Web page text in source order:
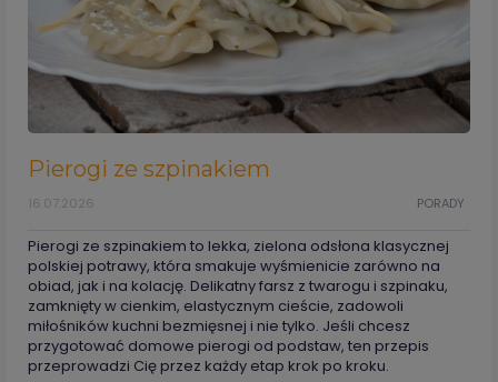
Pierogi ze szpinakiem
PORADY
16.07.2026
Pierogi ze szpinakiem to lekka, zielona odsłona klasycznej
polskiej potrawy, która smakuje wyśmienicie zarówno na
obiad, jak i na kolację. Delikatny farsz z twarogu i szpinaku,
zamknięty w cienkim, elastycznym cieście, zadowoli
miłośników kuchni bezmięsnej i nie tylko. Jeśli chcesz
przygotować domowe pierogi od podstaw, ten przepis
przeprowadzi Cię przez każdy etap krok po kroku.